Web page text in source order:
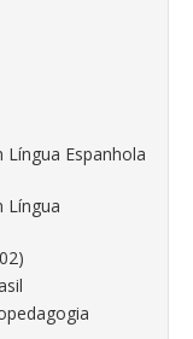
Língua Espanhola
Língua